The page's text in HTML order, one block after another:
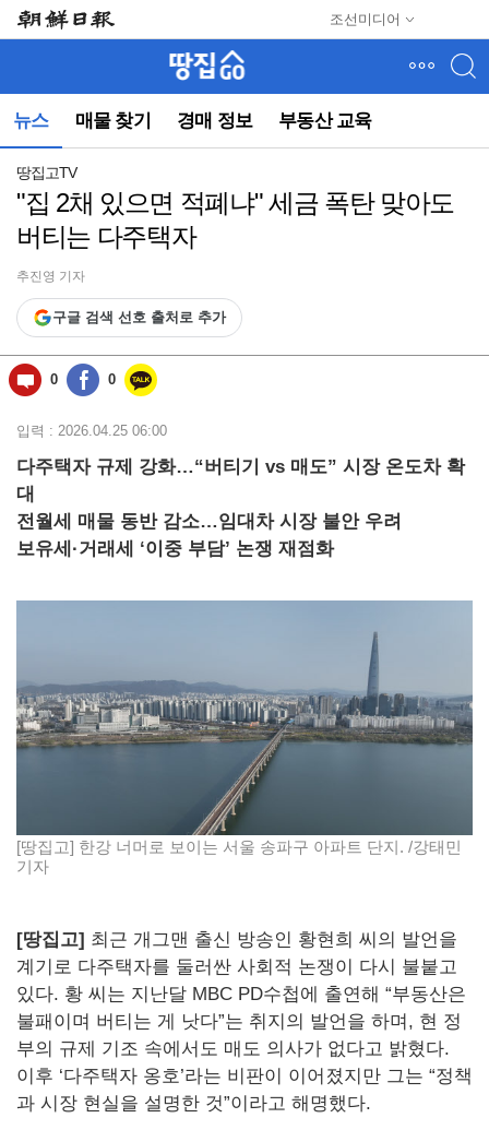
조선미디어
뉴스 매물 찾기 경매 정보 부동산 교육
뉴
(컨
동)
땅집고TV
"집 2채 있으면 적폐냐" 세금 폭탄 맞아도
버티는 다주택자
추진영 기자
구글 검색 선호 출처로 추가
0 0
입력 : 2026.04.25 06:00
다주택자 규제 강화…“버티기 vs 매도” 시장 온도차 확
대
전월세 매물 동반 감소…임대차 시장 불안 우려
보유세·거래세 ‘이중 부담’ 논쟁 재점화
[땅집고] 한강 너머로 보이는 서울 송파구 아파트 단지. /강태민
기자
[땅집고] 최근 개그맨 출신 방송인 황현희 씨의 발언을
계기로 다주택자를 둘러싼 사회적 논쟁이 다시 불붙고
있다. 황 씨는 지난달 MBC PD수첩에 출연해 “부동산은
불패이며 버티는 게 낫다”는 취지의 발언을 하며, 현 정
부의 규제 기조 속에서도 매도 의사가 없다고 밝혔다.
이후 ‘다주택자 옹호’라는 비판이 이어졌지만 그는 “정책
과 시장 현실을 설명한 것”이라고 해명했다.